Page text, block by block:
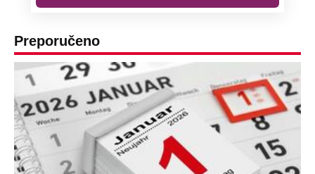
Preporučeno